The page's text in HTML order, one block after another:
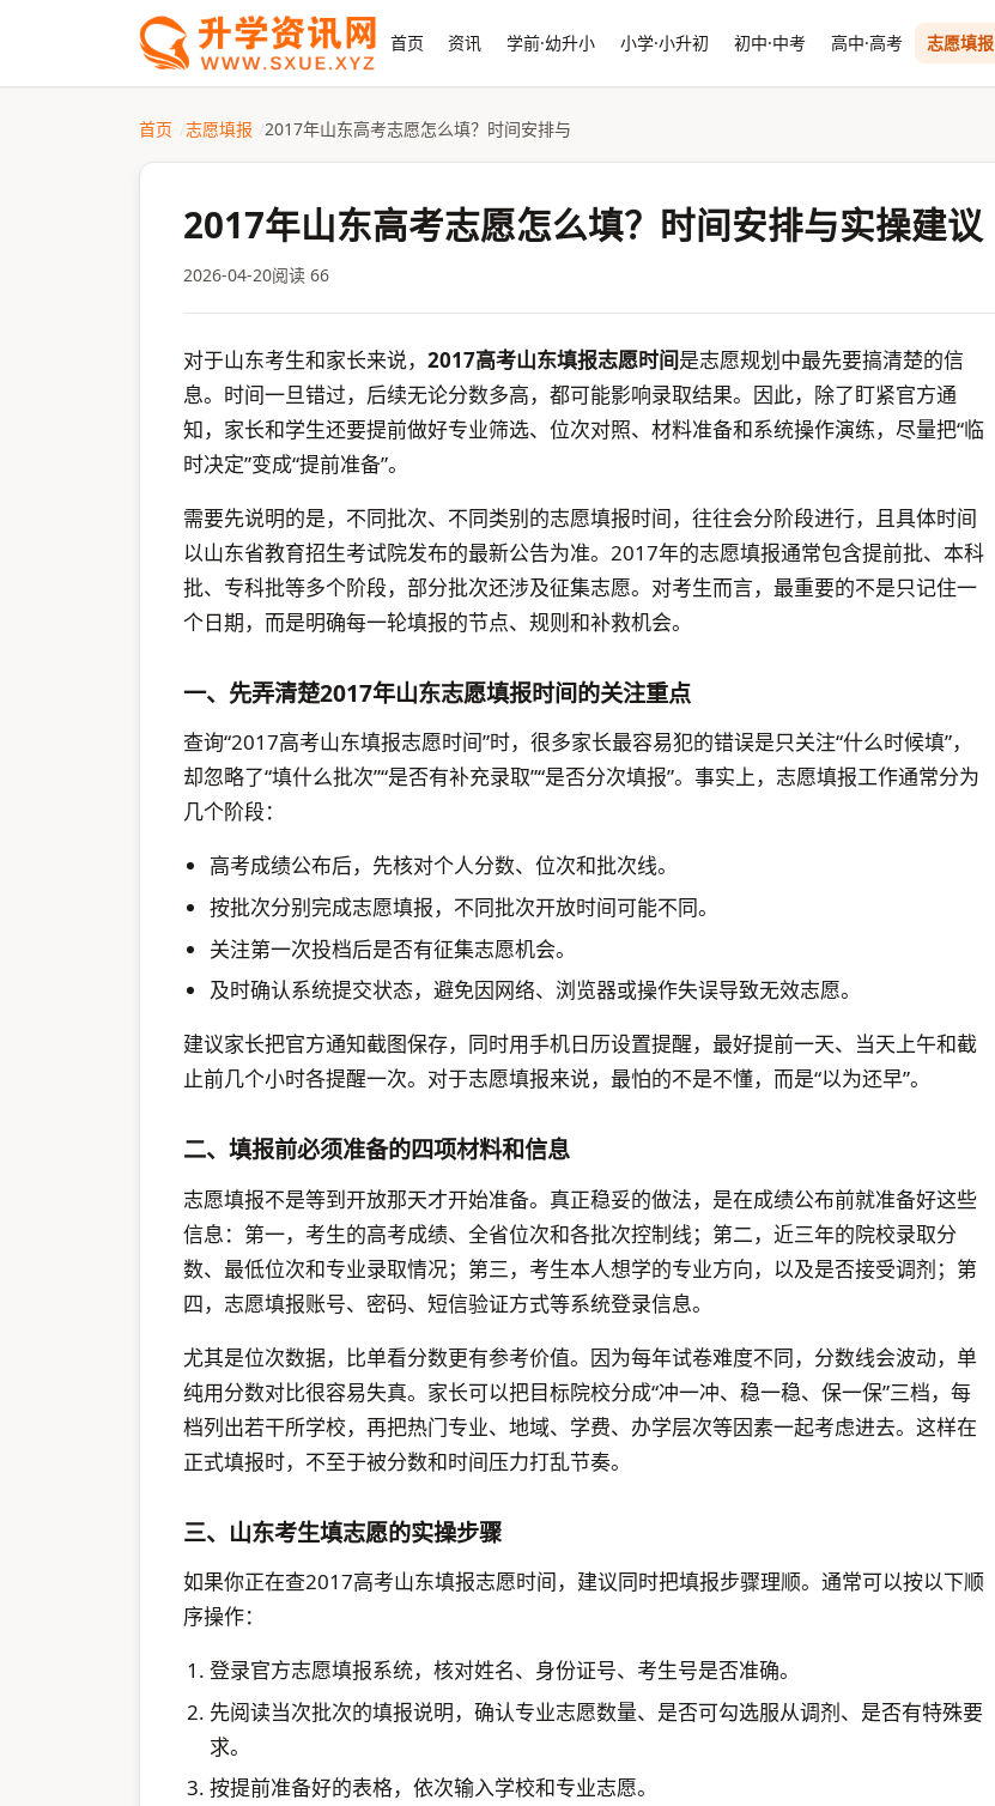
首页 资讯 学前·幼升小 小学·小升初 初中·中考 高中·高考 志愿填报
首页 志愿填报 2017年山东高考志愿怎么填？时间安排与
2017年山东高考志愿怎么填？时间安排与实操建议
2026-04-20阅读 66
对于山东考生和家长来说， 2017高考山东填报志愿时间是志愿规划中最先要搞清楚的信
息。时间一旦错过，后续无论分数多高，都可能影响录取结果。因此，除了盯紧官方通
知，家长和学生还要提前做好专业筛选、位次对照、材料准备和系统操作演练，尽量把“临
时决定”变成“提前准备”。
需要先说明的是，不同批次、不同类别的志愿填报时间，往往会分阶段进行，且具体时间
以山东省教育招生考试院发布的最新公告为准。2017年的志愿填报通常包含提前批、本科
批、专科批等多个阶段，部分批次还涉及征集志愿。对考生而言，最重要的不是只记住一
个日期，而是明确每一轮填报的节点、规则和补救机会。
一、先弄清楚2017年山东志愿填报时间的关注重点
查询“2017高考山东填报志愿时间”时，很多家长最容易犯的错误是只关注“什么时候填”，
却忽略了“填什么批次”“是否有补充录取”“是否分次填报”。事实上，志愿填报工作通常分为
几个阶段：
高考成绩公布后，先核对个人分数、位次和批次线。
按批次分别完成志愿填报，不同批次开放时间可能不同。
关注第一次投档后是否有征集志愿机会。
及时确认系统提交状态，避免因网络、浏览器或操作失误导致无效志愿。
建议家长把官方通知截图保存，同时用手机日历设置提醒，最好提前一天、当天上午和截
止前几个小时各提醒一次。对于志愿填报来说，最怕的不是不懂，而是“以为还早”。
二、填报前必须准备的四项材料和信息
志愿填报不是等到开放那天才开始准备。真正稳妥的做法，是在成绩公布前就准备好这些
信息：第一，考生的高考成绩、全省位次和各批次控制线；第二，近三年的院校录取分
数、最低位次和专业录取情况；第三，考生本人想学的专业方向，以及是否接受调剂；第
四，志愿填报账号、密码、短信验证方式等系统登录信息。
尤其是位次数据，比单看分数更有参考价值。因为每年试卷难度不同，分数线会波动，单
纯用分数对比很容易失真。家长可以把目标院校分成“冲一冲、稳一稳、保一保”三档，每
档列出若干所学校，再把热门专业、地域、学费、办学层次等因素一起考虑进去。这样在
正式填报时，不至于被分数和时间压力打乱节奏。
三、山东考生填志愿的实操步骤
如果你正在查2017高考山东填报志愿时间，建议同时把填报步骤理顺。通常可以按以下顺
序操作：
登录官方志愿填报系统，核对姓名、身份证号、考生号是否准确。
先阅读当次批次的填报说明，确认专业志愿数量、是否可勾选服从调剂、是否有特殊要
求。
按提前准备好的表格，依次输入学校和专业志愿。